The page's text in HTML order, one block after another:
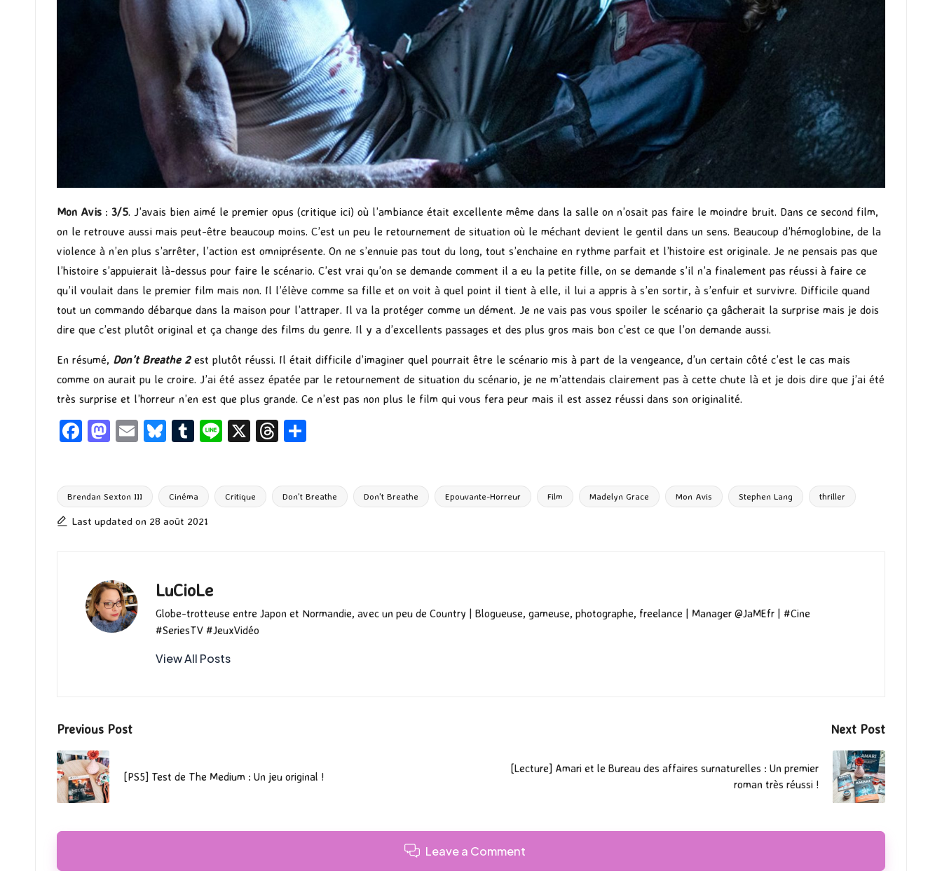
Mon Avis : 3/5. J’avais bien aimé le premier opus (critique ici) où l’ambiance était excellente même dans la salle on n’osait pas faire le moindre bruit. Dans ce second film,
on le retrouve aussi mais peut-être beaucoup moins. C’est un peu le retournement de situation où le méchant devient le gentil dans un sens. Beaucoup d’hémoglobine, de la
violence à n’en plus s’arrêter, l’action est omniprésente. On ne s’ennuie pas tout du long, tout s’enchaine en rythme parfait et l’histoire est originale. Je ne pensais pas que
l’histoire s’appuierait là-dessus pour faire le scénario. C’est vrai qu’on se demande comment il a eu la petite fille, on se demande s’il n’a finalement pas réussi à faire ce
qu’il voulait dans le premier film mais non. Il l’élève comme sa fille et on voit à quel point il tient à elle, il lui a appris à s’en sortir, à s’enfuir et survivre. Difficile quand
tout un commando débarque dans la maison pour l’attraper. Il va la protéger comme un dément. Je ne vais pas vous spoiler le scénario ça gâcherait la surprise mais je dois
dire que c’est plutôt original et ça change des films du genre. Il y a d’excellents passages et des plus gros mais bon c’est ce que l’on demande aussi.
En résumé, Don’t Breathe 2est plutôt réussi. Il était difficile d’imaginer quel pourrait être le scénario mis à part de la vengeance, d’un certain côté c’est le cas mais
comme on aurait pu le croire. J’ai été assez épatée par le retournement de situation du scénario, je ne m’attendais clairement pas à cette chute là et je dois dire que j’ai été
très surprise et l’horreur n’en est que plus grande. Ce n’est pas non plus le film qui vous fera peur mais il est assez réussi dans son originalité.
Fa
o
o
M
d
o
E
l
Bl
ky
T
bl
r
Li X
T
ds g
Tags:
Brendan Sexton III Cinéma Critique Don't Breathe Don't Breathe Epouvante-Horreur Film Madelyn Grace Mon Avis Stephen Lang thriller
Last updated on 28 août 2021
LuCioLe
Globe-trotteuse entre Japon et Normandie, avec un peu de Country | Blogueuse, gameuse, photographe, freelance | Manager @JaMEfr | #Cine
#SeriesTV #JeuxVidéo
View All Posts
Post
navigation
Previous Post
[PS5] Test de The Medium : Un jeu original !
Next Post
[Lecture] Amari et le Bureau des affaires surnaturelles : Un premier
roman très réussi !
Leave a Comment